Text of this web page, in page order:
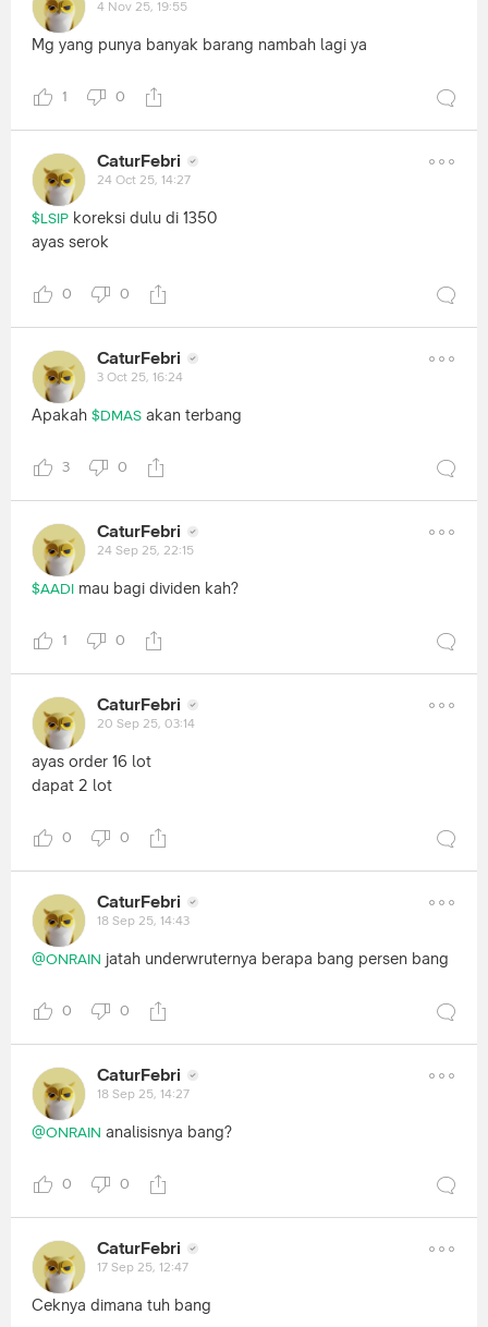
4 Nov 25, 19:55
Mg yang punya banyak barang nambah lagi ya
1 0
CaturFebri
24 Oct 25, 14:27
$LSIP koreksi dulu di 1350
ayas serok
0 0
CaturFebri
3 Oct 25, 16:24
Apakah $DMAS akan terbang
3 0
CaturFebri
24 Sep 25, 22:15
$AADI mau bagi dividen kah?
1 0
CaturFebri
20 Sep 25, 03:14
ayas order 16 lot
dapat 2 lot
0 0
CaturFebri
18 Sep 25, 14:43
@ONRAIN jatah underwruternya berapa bang persen bang
0 0
CaturFebri
18 Sep 25, 14:27
@ONRAIN analisisnya bang?
0 0
CaturFebri
17 Sep 25, 12:47
Ceknya dimana tuh bang